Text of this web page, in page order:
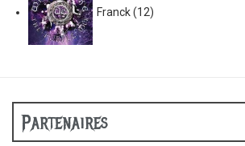
Franck(12)
Partenaires